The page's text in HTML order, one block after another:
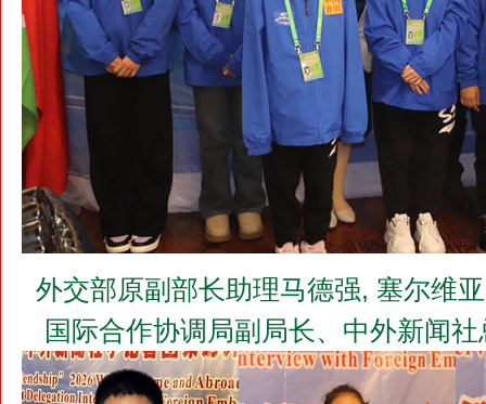
外交部原副部长助理马德强, 塞尔维
国际合作协调局副局长、中外新闻